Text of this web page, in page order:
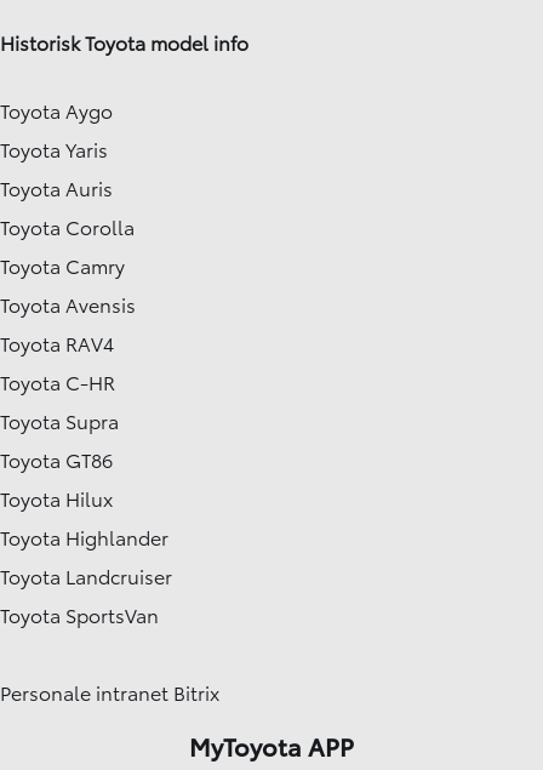
Historisk Toyota model info
Toyota Aygo
Toyota Yaris
Toyota Auris
Toyota Corolla
Toyota Camry
Toyota Avensis
Toyota RAV4
Toyota C-HR
Toyota Supra
Toyota GT86
Toyota Hilux
Toyota Highlander
Toyota Landcruiser
Toyota SportsVan
Personale intranet Bitrix
MyToyota APP